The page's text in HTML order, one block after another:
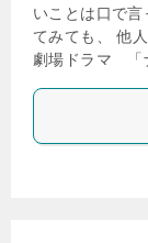
いことは口で
てみても、 他
劇場ドラマ 「